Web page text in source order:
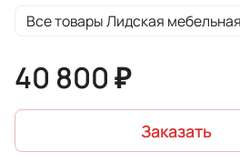
Все товары Лидская
40 800 ₽
Заказать